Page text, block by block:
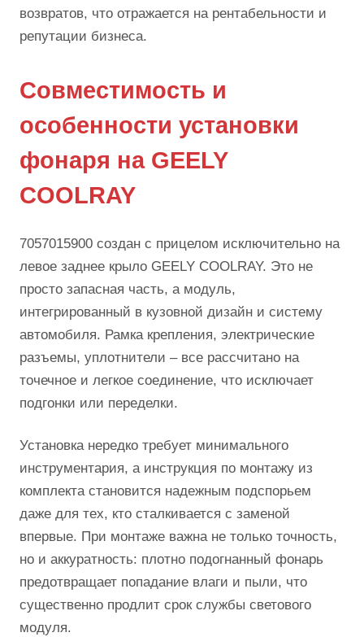
возвратов, что отражается на рентабельности и
репутации бизнеса.
Совместимость и
особенности установки
фонаря на GEELY
COOLRAY
7057015900 создан с прицелом исключительно на
левое заднее крыло GEELY COOLRAY. Это не
просто запасная часть, а модуль,
интегрированный в кузовной дизайн и систему
автомобиля. Рамка крепления, электрические
разъемы, уплотнители – все рассчитано на
точечное и легкое соединение, что исключает
подгонки или переделки.
Установка нередко требует минимального
инструментария, а инструкция по монтажу из
комплекта становится надежным подспорьем
даже для тех, кто сталкивается с заменой
впервые. При монтаже важна не только точность,
но и аккуратность: плотно подогнанный фонарь
предотвращает попадание влаги и пыли, что
существенно продлит срок службы светового
модуля.